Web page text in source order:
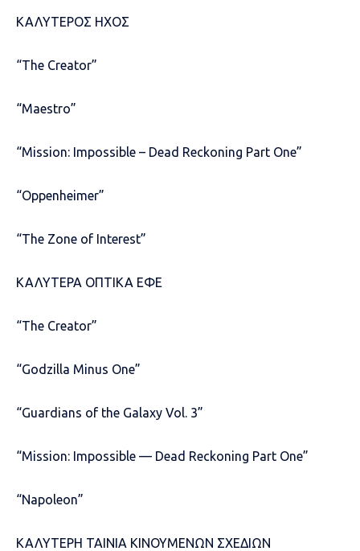
ΚΑΛΥΤΕΡΟΣ ΗΧΟΣ
“The Creator”
“Maestro”
“Mission: Impossible – Dead Reckoning Part One”
“Oppenheimer”
“The Zone of Interest”
ΚΑΛΥΤΕΡΑ ΟΠΤΙΚΑ ΕΦΕ
“The Creator”
“Godzilla Minus One”
“Guardians of the Galaxy Vol. 3”
“Mission: Impossible — Dead Reckoning Part One”
“Napoleon”
ΚΑΛΥΤΕΡΗ ΤΑΙΝΙΑ ΚΙΝΟΥΜΕΝΩΝ ΣΧΕΔΙΩΝ